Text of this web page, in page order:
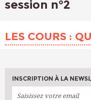
session n°2
LES COURS :
INSCRIPTION À LA